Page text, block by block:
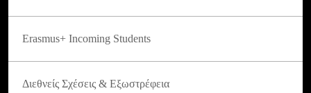
Erasmus+ Incoming Students
Διεθνείς Σχέσεις & Εξωστρέφεια